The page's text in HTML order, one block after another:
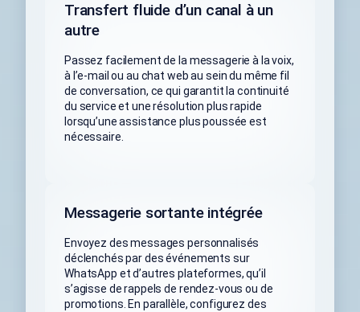
Transfert fluide d’un canal à un
autre
Passez facilement de la messagerie à la voix,
à l’e-mail ou au chat web au sein du même fil
de conversation, ce qui garantit la continuité
du service et une résolution plus rapide
lorsqu’une assistance plus poussée est
nécessaire.
Messagerie sortante intégrée
Envoyez des messages personnalisés
déclenchés par des événements sur
WhatsApp et d’autres plateformes, qu’il
s’agisse de rappels de rendez-vous ou de
promotions. En parallèle, configurez des